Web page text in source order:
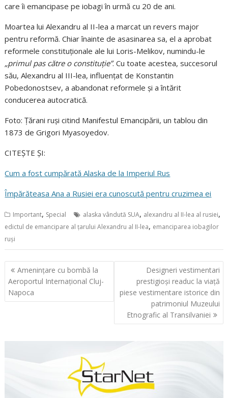
care îi emancipase pe iobagi în urmă cu 20 de ani.
Moartea lui Alexandru al II-lea a marcat un revers major
pentru reformă. Chiar înainte de asasinarea sa, el a aprobat
reformele constituționale ale lui Loris-Melikov, numindu-le
„primul pas către o constituție”. Cu toate acestea, succesorul
său, Alexandru al III-lea, influențat de Konstantin
Pobedonostsev, a abandonat reformele și a întărit
conducerea autocratică.
Foto: Țărani ruși citind Manifestul Emancipării, un tablou din
1873 de Grigori Myasoyedov.
CITEȘTE ȘI:
Cum a fost cumpărată Alaska de la Imperiul Rus
Împărăteasa Ana a Rusiei era cunoscută pentru cruzimea ei
Important, Special alaska vândută SUA, alexandru al II-lea al rusiei,
edictul de emancipare al țarului Alexandru al II-lea, emanciparea iobagilor
ruși
Navigare
în
articole
Amenințare cu bombă la
Aeroportul Internațional Cluj-
Napoca
Designeri vestimentari
prestigioși readuc la viață
piese vestimentare istorice din
patrimoniul Muzeului
Etnografic al Transilvaniei